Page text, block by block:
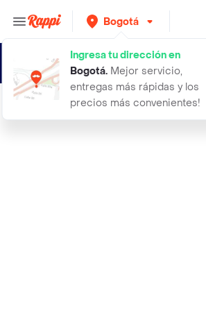
Bogotá
Ingresa tu dirección en
Bogotá. Mejor servicio,
entregas más rápidas y los
precios más convenientes!
1st choice puppy skinycoat bolsa ro